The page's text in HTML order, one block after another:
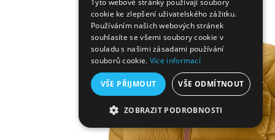
Tyto webové stránky používají soubory
cookie ke zlepšení uživatelského zážitku.
Používáním našich webových stránek
souhlasíte se všemi soubory cookie v
souladu s našimi zásadami používání
souborů cookie. Více informací
VŠE PŘIJMOUT VŠE ODMÍTNOUT
ZOBRAZIT PODROBNOSTI
NEZBYTNĚ NUTNÉ SOUBORY